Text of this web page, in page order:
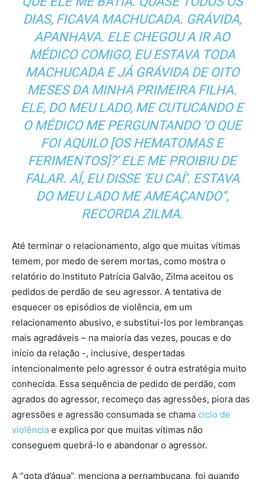
DIAS, FICAVA MACHUCADA. GRÁVIDA,
APANHAVA. ELE CHEGOU A IR AO
MÉDICO COMIGO, EU ESTAVA TODA
MACHUCADA E JÁ GRÁVIDA DE OITO
MESES DA MINHA PRIMEIRA FILHA.
ELE, DO MEU LADO, ME CUTUCANDO E
O MÉDICO ME PERGUNTANDO ‘O QUE
FOI AQUILO [OS HEMATOMAS E
FERIMENTOS]?’ ELE ME PROIBIU DE
FALAR. AÍ, EU DISSE ‘EU CAÍ’. ESTAVA
DO MEU LADO ME AMEAÇANDO”,
RECORDA ZILMA.
Até terminar o relacionamento, algo que muitas vítimas
temem, por medo de serem mortas, como mostra o
relatório do Instituto Patrícia Galvão, Zilma aceitou os
pedidos de perdão de seu agressor. A tentativa de
esquecer os episódios de violência, em um
relacionamento abusivo, e substitui-los por lembranças
mais agradáveis – na maioria das vezes, poucas e do
início da relação -, inclusive, despertadas
intencionalmente pelo agressor é outra estratégia muito
conhecida. Essa sequência de pedido de perdão, com
agrados do agressor, recomeço das agressões, piora das
agressões e agressão consumada se chama ciclo de
violência e explica por que muitas vítimas não
conseguem quebrá-lo e abandonar o agressor.
A “gota d’água”, menciona a pernambucana, foi quando